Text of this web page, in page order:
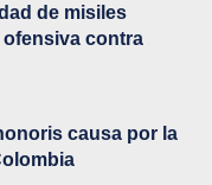
de misiles
ofensiva contra
causa por la